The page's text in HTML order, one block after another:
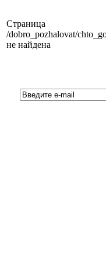
Страница
/dobro_pozhalovat/
не найдена